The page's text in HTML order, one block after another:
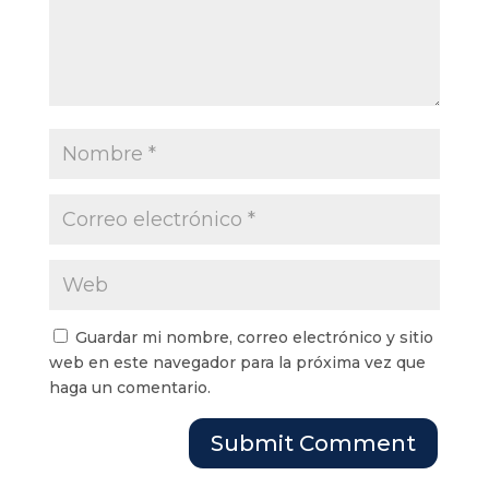
Guardar mi nombre, correo electrónico y sitio
web en este navegador para la próxima vez que
haga un comentario.